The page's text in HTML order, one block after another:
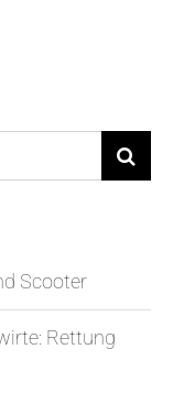
Scooter
Rettung